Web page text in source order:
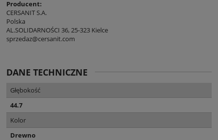
Producent:
CERSANIT S.A.
Polska
AL.SOLIDARNOŚCI 36, 25-323 Kielce
sprzedaz@cersanit.com
DANE TECHNICZNE
Głębokość
44.7
Kolor
Drewno